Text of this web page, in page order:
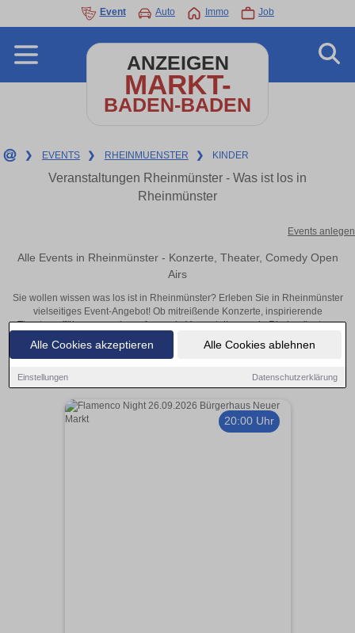
Alle Cookies akzeptieren Alle Cookies ablehnen
Einstellungen Datenschutzerklärung
Event Auto Immo Job
ANZEIGEN
MARKT-
BADEN-BADEN
❯ EVENTS ❯ RHEINMUENSTER ❯ KINDER
Veranstaltungen Rheinmünster - Was ist los in
Rheinmünster
Events anlegen
Alle Events in Rheinmünster - Konzerte, Theater, Comedy Open
Airs
Sie wollen wissen was los ist in Rheinmünster? Erleben Sie in Rheinmünster
vielseitiges Event-Angebot! Ob mitreißende Konzerte, inspirierende
Theateraufführungen oder aufregende Veranstaltungen in Rheinmünster –
hier finden alles im Überblick und Tickets.
20:00 Uhr